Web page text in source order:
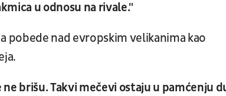
u odnosu na rivale."
pobede nad evropskim velikanima kao
brišu. Takvi mečevi ostaju u pamćenju